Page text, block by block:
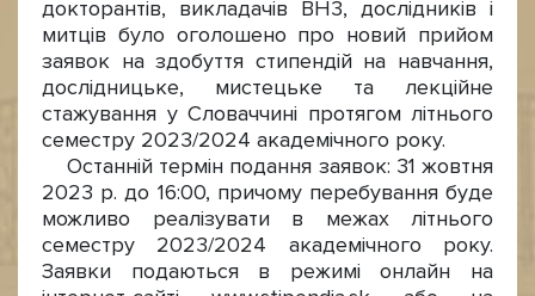
докторантів, викладачів BH3, дослідників і
митців було оголошено про новий прийом
заявок на здобуття стипендій на навчання,
дослідницьке, мистецьке та лекційне
стажування у Словаччині протягом літнього
семестру 2023/2024 академічного року.
Останній термін подання заявок: 31 жовтня
2023 p. до 16:00, причому перебування буде
можливо реалізувати в межах літнього
семестру 2023/2024 академічного року.
Заявки подаються в режимі онлайн на